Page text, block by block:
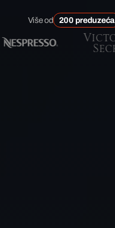
Više od 200 preduzeća